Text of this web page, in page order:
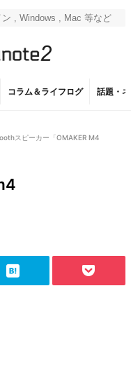
コラム＆ライフログ 話題・
スピーカー「OMAKER M4